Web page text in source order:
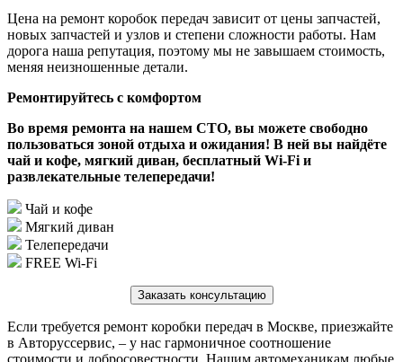
Цена на ремонт коробок передач зависит от цены запчастей,
новых запчастей и узлов и степени сложности работы. Нам
дорога наша репутация, поэтому мы не завышаем стоимость,
меняя неизношенные детали.
Ремонтируйтесь с комфортом
Во время ремонта на нашем СТО, вы можете свободно
пользоваться зоной отдыха и ожидания! В ней вы найдёте
чай и кофе, мягкий диван, бесплатный Wi-Fi и
развлекательные телепередачи!
Чай и кофе
Мягкий диван
Телепередачи
FREE Wi-Fi
Заказать консультацию
Если требуется ремонт коробки передач в Москве, приезжайте
в Авторуссервис, – у нас гармоничное соотношение
стоимости и добросовестности. Нашим автомеханикам любые